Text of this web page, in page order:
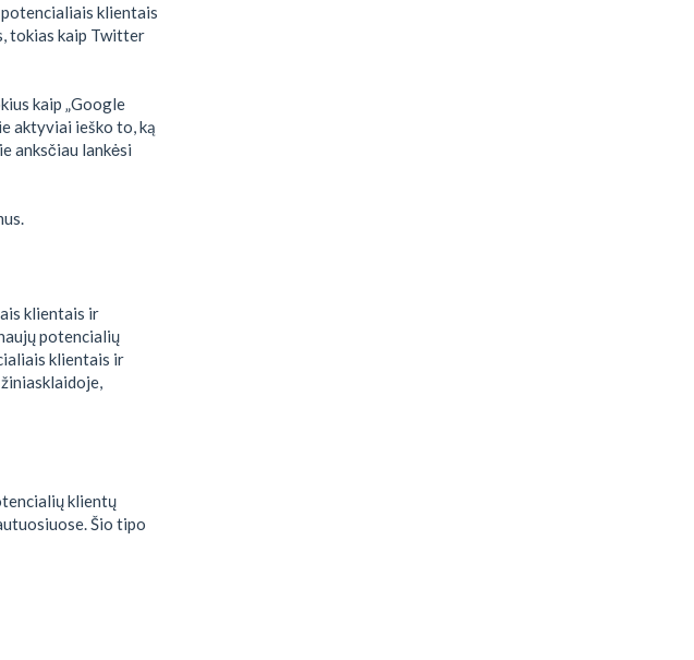
klientais
tokias kaip Twitter
kaip „Google
aktyviai ieško to, ką
anksčiau lankėsi
klientais ir
potencialių
klientais ir
klientų
Šio tipo